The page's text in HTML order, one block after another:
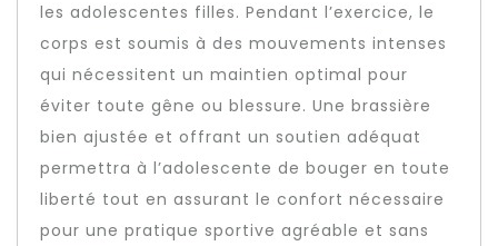
les adolescentes filles. Pendant l’exercice, le
corps est soumis à des mouvements intenses
qui nécessitent un maintien optimal pour
éviter toute gêne ou blessure. Une brassière
bien ajustée et offrant un soutien adéquat
permettra à l’adolescente de bouger en toute
liberté tout en assurant le confort nécessaire
pour une pratique sportive agréable et sans